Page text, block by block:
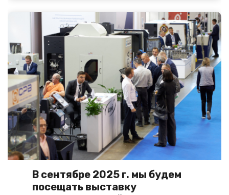
В сентябре 2025 г. мы будем
посещать выставку